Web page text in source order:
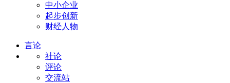
中小企业
起步创新
财经人物
言论
社论
评论
交流站